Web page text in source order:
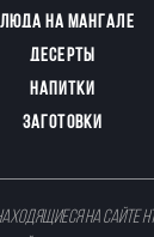
НА МАНГАЛЕ
ДЕСЕРТЫ
НАПИТКИ
ЗАГОТОВКИ
на сайте